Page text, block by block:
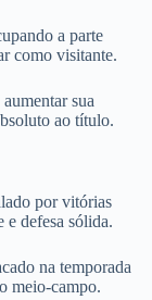
a parte
como visitante.
sua
ao título.
por vitórias
e defesa sólida.
na temporada
meio-campo.